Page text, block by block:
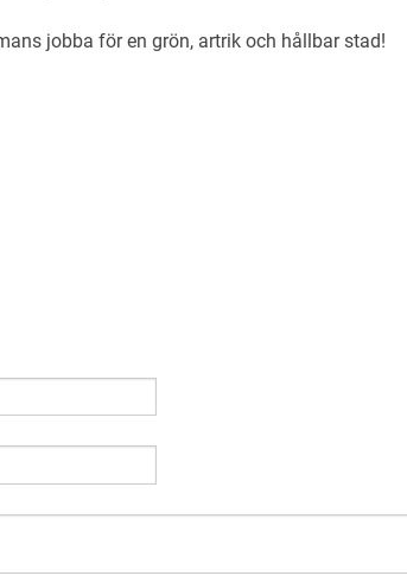
jobba för en grön, artrik och hållbar stad!